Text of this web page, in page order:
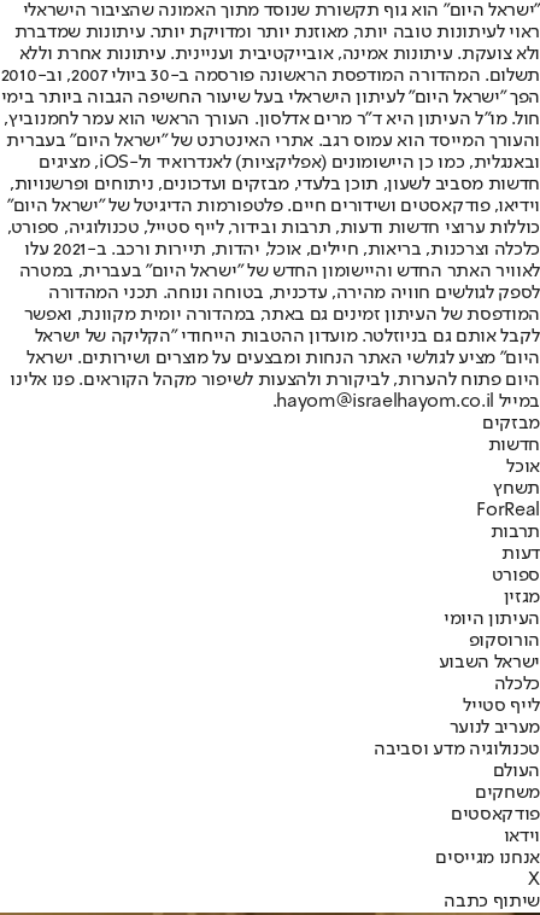
"ישראל היום" הוא גוף תקשורת שנוסד מתוך האמונה שהציבור הישראלי
ראוי לעיתונות טובה יותר, מאוזנת יותר ומדויקת יותר. עיתונות שמדברת
ולא צועקת. עיתונות אמינה, אובייקטיבית ועניינית. עיתונות אחרת וללא
תשלום. המהדורה המודפסת הראשונה פורסמה ב-30 ביולי 2007, וב-2010
הפך "ישראל היום" לעיתון הישראלי בעל שיעור החשיפה הגבוה ביותר בימי
חול. מו"ל העיתון היא ד"ר מרים אדלסון. העורך הראשי הוא עמר לחמנוביץ,
והעורך המייסד הוא עמוס רגב. אתרי האינטרנט של "ישראל היום" בעברית
ובאנגלית, כמו כן היישומונים (אפליקציות) לאנדרואיד ול-iOS, מציגים
חדשות מסביב לשעון, תוכן בלעדי, מבזקים ועדכונים, ניתוחים ופרשנויות,
וידיאו, פודקאסטים ושידורים חיים. פלטפורמות הדיגיטל של "ישראל היום"
כוללות ערוצי חדשות ודעות, תרבות ובידור, לייף סטייל, טכנולוגיה, ספורט,
כלכלה וצרכנות, בריאות, חיילים, אוכל, יהדות, תיירות ורכב. ב-2021 עלו
לאוויר האתר החדש והיישומון החדש של "ישראל היום" בעברית, במטרה
לספק לגולשים חוויה מהירה, עדכנית, בטוחה ונוחה. תכני המהדורה
המודפסת של העיתון זמינים גם באתר, במהדורה יומית מקוונת, ואפשר
לקבל אותם גם בניוזלטר. מועדון ההטבות הייחודי "הקליקה של ישראל
היום" מציע לגולשי האתר הנחות ומבצעים על מוצרים ושירותים. ישראל
היום פתוח להערות, לביקורת ולהצעות לשיפור מקהל הקוראים. פנו אלינו
במייל hayom@israelhayom.co.il.
מבזקים
חדשות
אוכל
תשחץ
ForReal
תרבות
דעות
ספורט
מגזין
העיתון היומי
הורוסקופ
ישראל השבוע
כלכלה
לייף סטייל
מעריב לנוער
טכנולוגיה מדע וסביבה
העולם
משחקים
פודקאסטים
וידאו
אנחנו מגייסים
X
שיתוף כתבה